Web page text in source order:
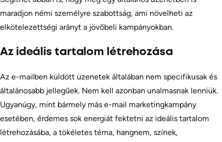
maradjon némi személyre szabottság, ami növelheti az
elkötelezettségi arányt a jövőbeli kampányokban.
Az ideális tartalom létrehozása
Az e-mailben küldött üzenetek általában nem specifikusak és
általánosabb jellegűek. Nem kell azonban unalmasnak lenniük.
Ugyanúgy, mint bármely más e-mail marketingkampány
esetében, érdemes sok energiát fektetni az ideális tartalom
létrehozásába, a tökéletes téma, hangnem, színek,